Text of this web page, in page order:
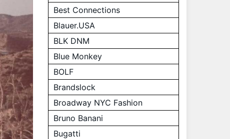
Best Connections
Blauer.USA
BLK DNM
Blue Monkey
BOLF
Brandslock
Broadway NYC Fashion
Bruno Banani
Bugatti